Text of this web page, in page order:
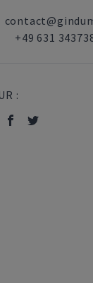
+49 631
: